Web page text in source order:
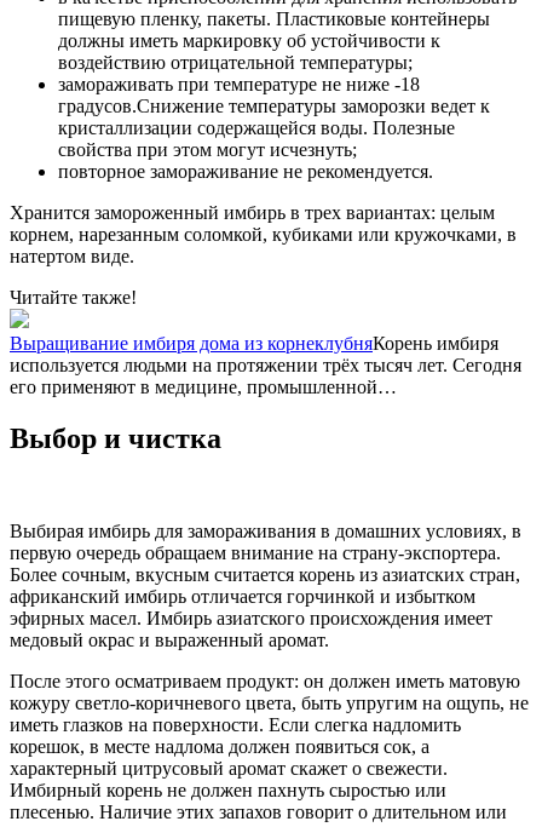
пищевую пленку, пакеты. Пластиковые контейнеры
должны иметь маркировку об устойчивости к
воздействию отрицательной температуры;
замораживать при температуре не ниже -18
градусов.Снижение температуры заморозки ведет к
кристаллизации содержащейся воды. Полезные
свойства при этом могут исчезнуть;
повторное замораживание не рекомендуется.
Хранится замороженный имбирь в трех вариантах: целым
корнем, нарезанным соломкой, кубиками или кружочками, в
натертом виде.
Читайте также!
Выращивание имбиря дома из корнеклубняКорень имбиря
используется людьми на протяжении трёх тысяч лет. Сегодня
его применяют в медицине, промышленной…
Выбор и чистка
Выбирая имбирь для замораживания в домашних условиях, в
первую очередь обращаем внимание на страну-экспортера.
Более сочным, вкусным считается корень из азиатских стран,
африканский имбирь отличается горчинкой и избытком
эфирных масел. Имбирь азиатского происхождения имеет
медовый окрас и выраженный аромат.
После этого осматриваем продукт: он должен иметь матовую
кожуру светло-коричневого цвета, быть упругим на ощупь, не
иметь глазков на поверхности. Если слегка надломить
корешок, в месте надлома должен появиться сок, а
характерный цитрусовый аромат скажет о свежести.
Имбирный корень не должен пахнуть сыростью или
плесенью. Наличие этих запахов говорит о длительном или